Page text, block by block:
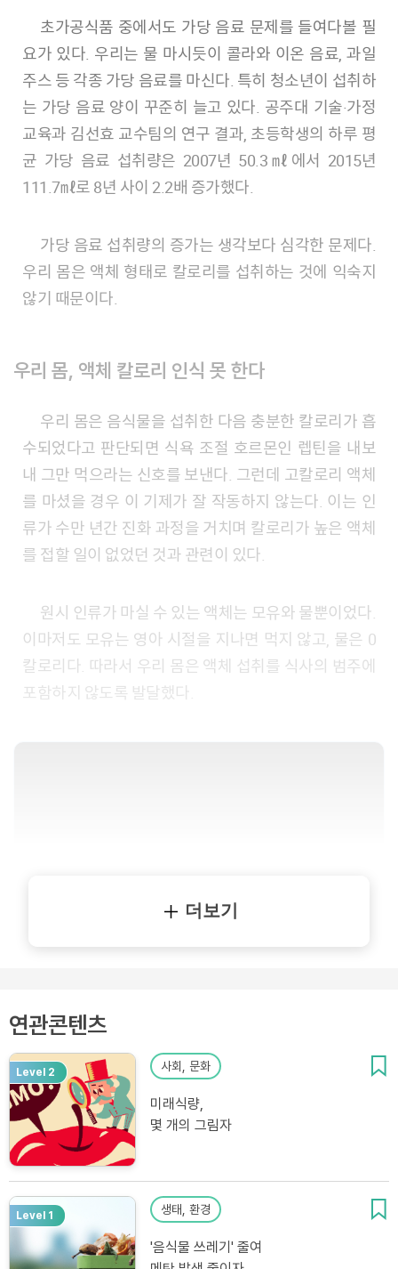
초가공식품 중에서도 가당 음료 문제를 들여다볼 필
요가 있다. 우리는 물 마시듯이 콜라와 이온 음료, 과일
주스 등 각종 가당 음료를 마신다. 특히 청소년이 섭취하
는 가당 음료 양이 꾸준히 늘고 있다. 공주대 기술·가정
교육과 김선효 교수팀의 연구 결과, 초등학생의 하루 평
균 가당 음료 섭취량은 2007년 50.3㎖에서 2015년
111.7㎖로 8년 사이 2.2배 증가했다.
가당 음료 섭취량의 증가는 생각보다 심각한 문제다.
우리 몸은 액체 형태로 칼로리를 섭취하는 것에 익숙지
않기 때문이다.
우리 몸, 액체 칼로리 인식 못 한다
우리 몸은 음식물을 섭취한 다음 충분한 칼로리가 흡
수되었다고 판단되면 식욕 조절 호르몬인 렙틴을 내보
내 그만 먹으라는 신호를 보낸다. 그런데 고칼로리 액체
를 마셨을 경우 이 기제가 잘 작동하지 않는다. 이는 인
류가 수만 년간 진화 과정을 거치며 칼로리가 높은 액체
를 접할 일이 없었던 것과 관련이 있다.
원시 인류가 마실 수 있는 액체는 모유와 물뿐이었다.
이마저도 모유는 영아 시절을 지나면 먹지 않고, 물은 0
칼로리다. 따라서 우리 몸은 액체 섭취를 식사의 범주에
포함하지 않도록 발달했다.
더보기
연관콘텐츠
Level 2 사회, 문화
미래식량,
몇 개의 그림자
Level 1 생태, 환경
'음식물 쓰레기' 줄여